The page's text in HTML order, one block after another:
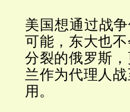
美国想通过战
可能，东大也
分裂的俄罗斯
兰作为代理人
用。